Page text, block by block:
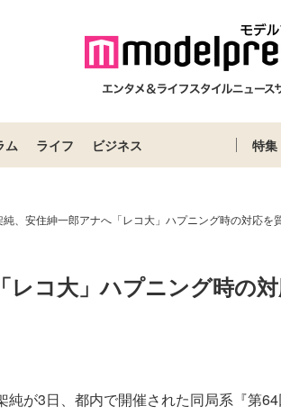
ム ライフ ビジネス 特集
純、安住紳一郎アナへ「レコ大」ハプニング時の対応
レコ大」ハプニング時の
が3日、都内で開催された同局系『第